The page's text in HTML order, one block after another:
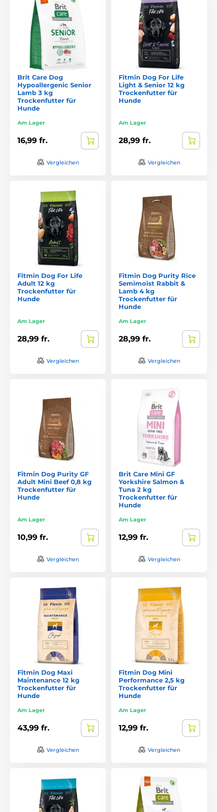
Brit Care Dog
Hypoallergenic Senior
Lamb 3 kg
Trockenfutter für
Hunde
Am Lager
16,99 fr.
Vergleichen
Fitmin Dog For Life
Light & Senior 12 kg
Trockenfutter für
Hunde
Am Lager
28,99 fr.
Vergleichen
Fitmin Dog For Life
Adult 12 kg
Trockenfutter für
Hunde
Am Lager
28,99 fr.
Vergleichen
Fitmin Dog Purity Rice
Semimoist Rabbit &
Lamb 4 kg
Trockenfutter für
Hunde
Am Lager
28,99 fr.
Vergleichen
Fitmin Dog Purity GF
Adult Mini Beef 0,8 kg
Trockenfutter für
Hunde
Am Lager
10,99 fr.
Vergleichen
Brit Care Mini GF
Yorkshire Salmon &
Tuna 2 kg
Trockenfutter für
Hunde
Am Lager
12,99 fr.
Vergleichen
Fitmin Dog Maxi
Maintenance 12 kg
Trockenfutter für
Hunde
Am Lager
43,99 fr.
Vergleichen
Fitmin Dog Mini
Performance 2,5 kg
Trockenfutter für
Hunde
Am Lager
12,99 fr.
Vergleichen